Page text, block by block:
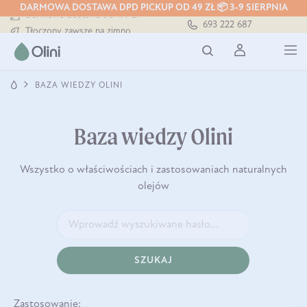
DARMOWA DOSTAWA DPD PICKUP OD 49 ZŁ 📦 3-9 SIERPNIA
Darmowa dostawa od 199 zł
Tłoczony zawsze na zimno
Darmowa dostawa od 199 zł
693 222 687
BAZA WIEDZY OLINI
Baza wiedzy Olini
Wszystko o właściwościach i zastosowaniach naturalnych
olejów
SZUKAJ
Zastosowanie: